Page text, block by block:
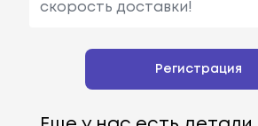
скорость доставки!
Регистрация